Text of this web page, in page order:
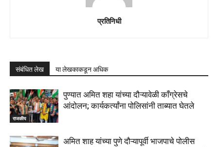
प्रतिनिधी
संबंधित लेख या लेखकाकडून अधिक
राजकीय
पुण्यात अमित शहा यांच्या दौऱ्यावेळी काँग्रेसचे
आंदोलन; कार्यकर्त्यांना पोलिसांनी ताब्यात घेतले
अमित शाह यांच्या पुणे दौऱ्यापूर्वी भाजपाचे पोलीस